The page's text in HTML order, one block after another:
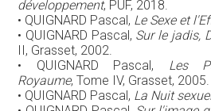
développement, PUF, 2018.
• QUIGNARD Pascal, Le Sexe et
• QUIGNARD Pascal, Sur le jadis,
II, Grasset, 2002.
• QUIGNARD Pascal, Les
Royaume, Tome IV, Grasset, 2005.
• QUIGNARD Pascal, La Nuit